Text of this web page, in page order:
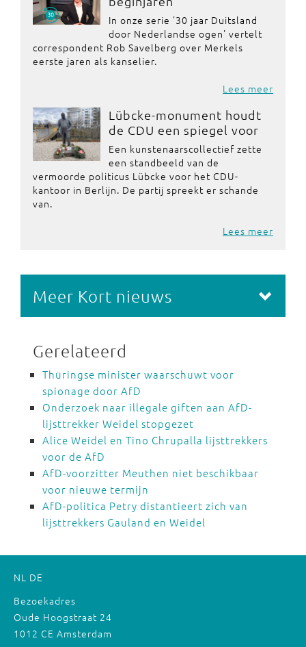
In onze serie '30 jaar Duitsland
door Nederlandse ogen' vertelt
correspondent Rob Savelberg over Merkels
eerste jaren als kanselier.
Lees meer
Lübcke-monument houdt
de CDU een spiegel voor
Een kunstenaarscollectief zette
een standbeeld van de
vermoorde politicus Lübcke voor het CDU-
kantoor in Berlijn. De partij spreekt er schande
van.
Lees meer
Meer Kort nieuws
Gerelateerd
Thüringse minister waarschuwt voor
spionage door AfD
Onderzoek naar illegale giften aan AfD-
lijsttrekker Weidel stopgezet
Alice Weidel en Tino Chrupalla lijsttrekkers
voor de AfD
AfD-voorzitter Meuthen niet beschikbaar
voor nieuwe termijn
AfD-politica Petry distantieert zich van
lijsttrekkers Gauland en Weidel
NL DE
Bezoekadres
Oude Hoogstraat 24
1012 CE Amsterdam